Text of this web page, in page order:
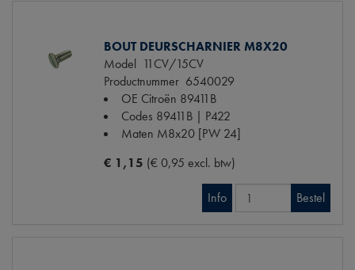
BOUT DEURSCHARNIER M8X20
Model 11CV/15CV
Productnummer 6540029
OE Citroën 89411B
Codes 89411B | P422
Maten M8x20 [PW 24]
€ 1,15 (€ 0,95 excl. btw)
Info Bestel